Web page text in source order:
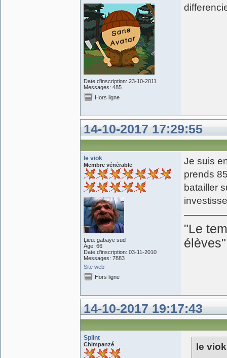
Date d'inscription: 23-10-2011
Messages: 485
Hors ligne
14-10-2017 17:29:55
le viok
Membre vénérable
Lieu: gabaye sud
Âge: 66
Date d'inscription: 03-11-2010
Messages: 7883
Site web
Je suis
prends
batailler
"Le
Hors ligne
14-10-2017 19:17:43
Splint
Chimpanzé
le